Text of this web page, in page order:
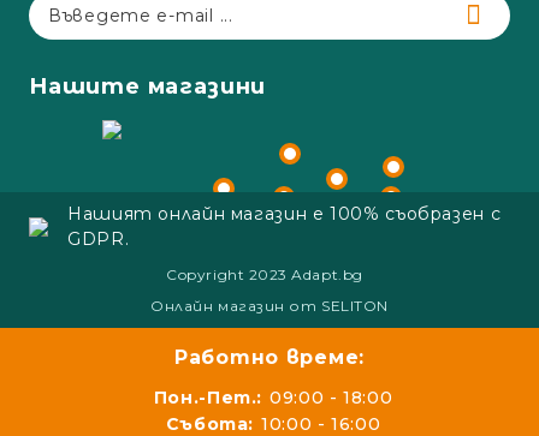
Нашите магазини
Нашият онлайн магазин е 100% съобразен с
GDPR.
Copyright 2023 Adapt.bg
Онлайн магазин от SELITON
Работно време:
Пон.-Пет.: 09:00 - 18:00
Събота: 10:00 - 16:00